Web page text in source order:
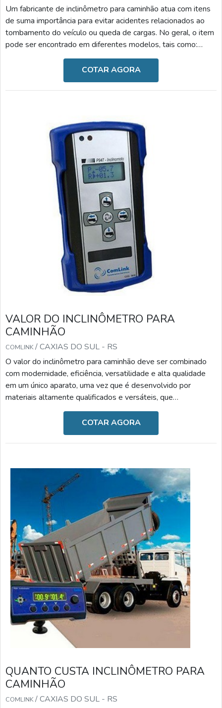
Um fabricante de inclinômetro para caminhão atua com itens
de suma importância para evitar acidentes relacionados ao
tombamento do veículo ou queda de cargas. No geral, o item
pode ser encontrado em diferentes modelos, tais como:
Inclinômetro para semirreboque: reduz o risco de
tombamento e danos ao caminhão, monitora os ângulos
frontais e laterais de inclinação, bloqueia a subida de caixa
caso seja um processo inseguro e possui alarmes visuais e
COTAR AGORA
VALOR DO INCLINÔMETRO PARA
CAMINHÃO
COMLINK/ CAXIAS DO SUL - RS
O valor do inclinômetro para caminhão deve ser combinado
com modernidade, eficiência, versatilidade e alta qualidade
em um único aparato, uma vez que é desenvolvido por
materiais altamente qualificados e versáteis, que
desempenham a sua função com a maestria. Diante desses
benefícios, o valor torna-se o fator menos relevante.A
IMPORTÂNCIA DO DISPOSITIVO NO DIA A DIAAs
principais causas de um tombamento de basculantes são os
laterais fortes, tr
COTAR AGORA
QUANTO CUSTA INCLINÔMETRO PARA
CAMINHÃO
COMLINK/ CAXIAS DO SUL - RS